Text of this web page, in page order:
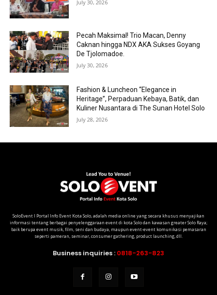
July 30, 2026
Pecah Maksimal! Trio Macan, Denny
Caknan hingga NDX AKA Sukses Goyang
De Tjolomadoe.
July 30, 2026
Fashion & Luncheon “Elegance in
Heritage”, Perpaduan Kebaya, Batik, dan
Kuliner Nusantara di The Sunan Hotel Solo
July 28, 2026
SoloEvent I Portal Info Event Kota Solo, adalah media online yang secara khusus menyajikan
informasi tentang berbagai penyelenggaraan event di kota Solo dan kawasan greater Solo Raya;
baik berupa event musik, film, seni dan budaya, maupun event-event komunikasi pemasaran
seperti pameran, seminar, consumer gathering, product launching, dll.
Business inquiries : 0818-263-823